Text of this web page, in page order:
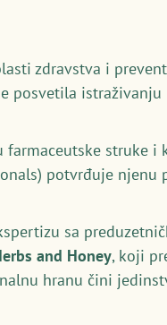
zdravstva i
posvetila
farmaceutske struke i
potvrđuje njenu
sa
and Honey, koji
hranu čini